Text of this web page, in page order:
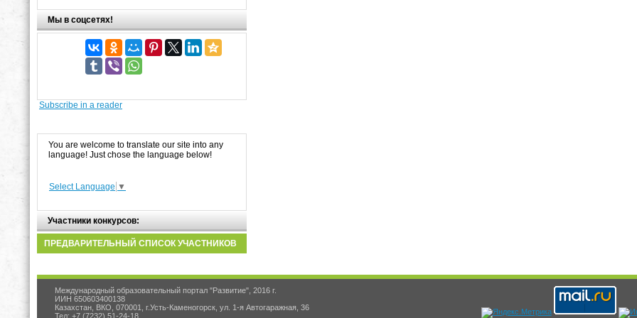
Мы в соцсетях!
Subscribe in a reader
You are welcome to translate our site into any
language! Just chose the language below!
Select Language ▼
Участники конкурсов:
ПРЕДВАРИТЕЛЬНЫЙ СПИСОК УЧАСТНИКОВ
Международный образовательный портал "Развитие", 2016 г.
ИИН 650603400138
Казахстан, ВКО, 070001, г.Усть-Каменогорск, ул. 1-я Автогаражная, 36
Тел: +7 (7232) 51-24-18